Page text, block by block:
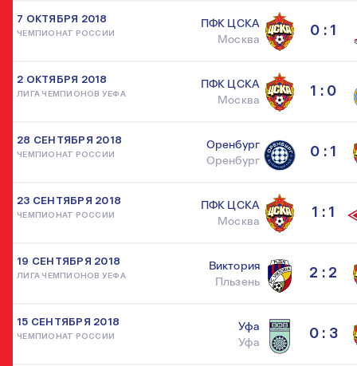
7 ОКТЯБРЯ 2018
ЧЕМПИОНАТ РОССИИ
ПФК ЦСКА
Москва
0 : 1
2 ОКТЯБРЯ 2018
ЛИГА ЧЕМПИОНОВ УЕФА
ПФК ЦСКА
Москва
1 : 0
28 СЕНТЯБРЯ 2018
ЧЕМПИОНАТ РОССИИ
Оренбург
Оренбург
0 : 1
23 СЕНТЯБРЯ 2018
ЧЕМПИОНАТ РОССИИ
ПФК ЦСКА
Москва
1 : 1
19 СЕНТЯБРЯ 2018
ЛИГА ЧЕМПИОНОВ УЕФА
Виктория
Пльзень
2 : 2
15 СЕНТЯБРЯ 2018
ЧЕМПИОНАТ РОССИИ
Уфа
Уфа
0 : 3